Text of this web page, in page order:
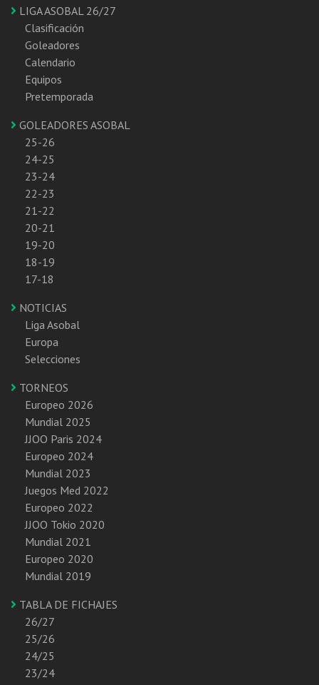
LIGA ASOBAL 26/27
Clasificación
Goleadores
Calendario
Equipos
Pretemporada
GOLEADORES ASOBAL
25-26
24-25
23-24
22-23
21-22
20-21
19-20
18-19
17-18
NOTICIAS
Liga Asobal
Europa
Selecciones
TORNEOS
Europeo 2026
Mundial 2025
JJOO Paris 2024
Europeo 2024
Mundial 2023
Juegos Med 2022
Europeo 2022
JJOO Tokio 2020
Mundial 2021
Europeo 2020
Mundial 2019
TABLA DE FICHAJES
26/27
25/26
24/25
23/24